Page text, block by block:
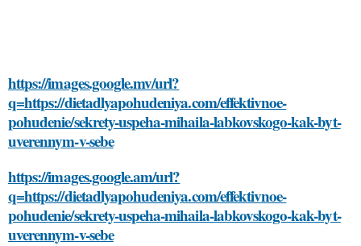
https://images.google.mv/url?
q=https://dietadlyapohudeniya.com/effektivnoe-
pohudenie/sekrety-uspeha-mihaila-labkovskogo-kak-byt-
uverennym-v-sebe
https://images.google.am/url?
q=https://dietadlyapohudeniya.com/effektivnoe-
pohudenie/sekrety-uspeha-mihaila-labkovskogo-kak-byt-
uverennym-v-sebe